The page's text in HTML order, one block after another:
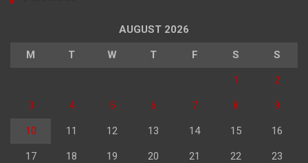
AUGUST 2026
M T W T F S S
1 2
3 4 5 6 7 8 9
10 11 12 13 14 15 16
17 18 19 20 21 22 23